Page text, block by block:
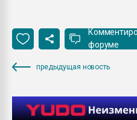
форуме
предыдущая новость